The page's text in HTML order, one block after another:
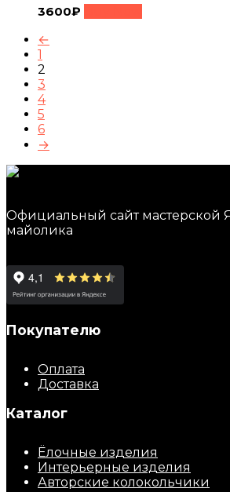
3600₽
←
1
2
3
4
5
6
→
Официальный сайт мастерской
майолика
Покупателю
Оплата
Доставка
Каталог
Ёлочные изделия
Интерьерные изделия
Авторские колокольчики